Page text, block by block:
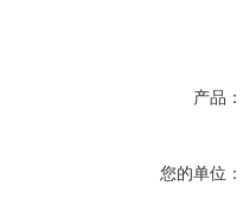
产品：
您的单位：